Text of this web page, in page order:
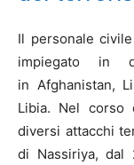
Il personale
impiegato in
in Afghanistan,
Libia. Nel corso
diversi attacchi
di Nassiriya,